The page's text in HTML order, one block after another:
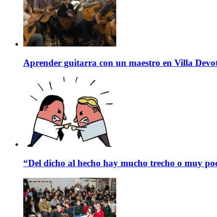
Aprender guitarra con un maestro en Villa
“Del dicho al hecho hay mucho trecho o muy